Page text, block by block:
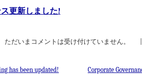
更新しました!
ただいまコメントは受け付けていません。
has been updated! Corporate